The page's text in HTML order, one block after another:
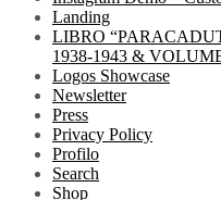
Landing
LIBRO
1938-1943 &
Logos Showcase
Newsletter
Press
Privacy Policy
Profilo
Search
Shop